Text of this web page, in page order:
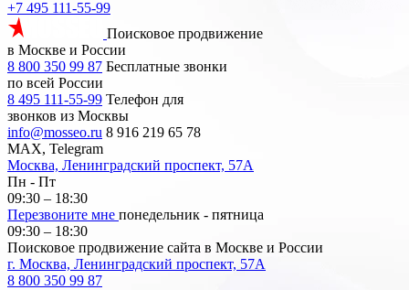
+7 495 111-55-99
Поисковое продвижение
в Москве и России
8 800 350 99 87 Бесплатные звонки
по всей России
8 495 111-55-99 Телефон для
звонков из Москвы
info@mosseo.ru 8 916 219 65 78
MAX, Telegram
Москва, Ленинградский проспект, 57А
Пн - Пт
09:30 – 18:30
Перезвоните мне понедельник - пятница
09:30 – 18:30
Поисковое продвижение сайта в Москве и России
г. Москва, Ленинградский проспект, 57А
8 800 350 99 87